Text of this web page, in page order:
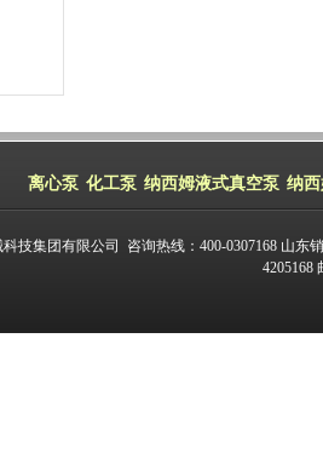
离心泵 化工泵 纳西姆液式真空泵 纳
技集团有限公司 咨询热线：400-0307168 山
4205168